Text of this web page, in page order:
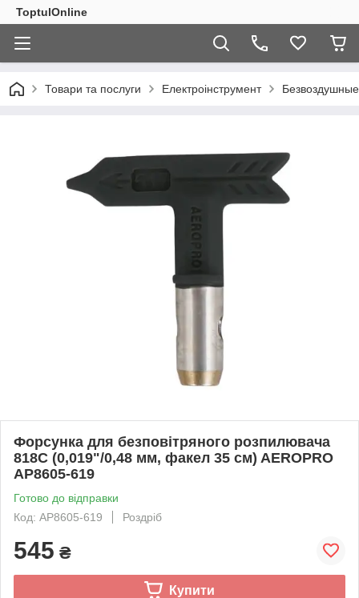
ToptulOnline
Товари та послуги Електроінструмент
Форсунка для безповітряного розпилювача
818C (0,019"/0,48 мм, факел 35 см) AEROPRO
AP8605-619
Готово до відправки
Код: AP8605-619
Роздріб
545 ₴
Купити